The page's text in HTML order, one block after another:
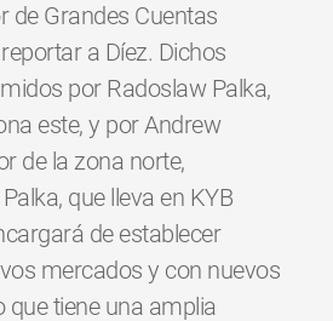
de Grandes Cuentas
a Díez. Dichos
por Radoslaw Palka,
este, y por Andrew
de la zona norte,
que lleva en KYB
de establecer
mercados y con nuevos
que tiene una amplia